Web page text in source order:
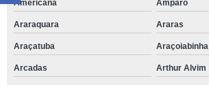
Americana
Amparo
Araraquara Araras
Araçatuba Araçoiabinha
Arcadas Arthur Alvim